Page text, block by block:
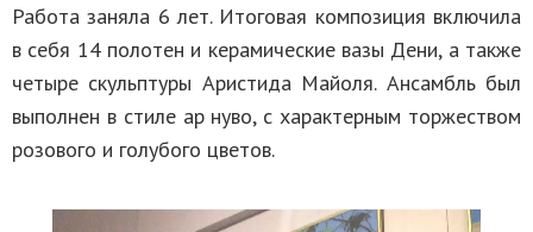
Работа заняла 6 лет. Итоговая композиция включила
в себя 14 полотен и керамические вазы Дени, а также
четыре скульптуры Аристида Майоля. Ансамбль был
выполнен в стиле ар нуво, с характерным торжеством
розового и голубого цветов.